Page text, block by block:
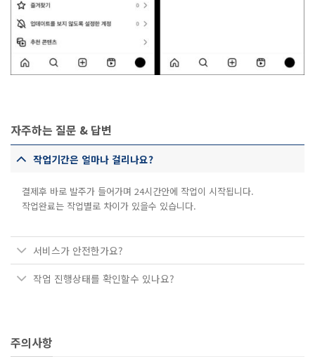
자주하는 질문 & 답변
작업기간은 얼마나 걸리나요?
결제후 바로 발주가 들어가며 24시간안에 작업이 시작됩니다.
작업완료는 작업별로 차이가 있을수 있습니다.
서비스가 안전한가요?
작업 진행상태를 확인할수 있나요?
주의사항